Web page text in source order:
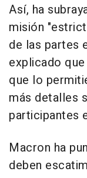
Así, ha
misión
de las partes
explicado
que lo
más detalles
participantes
Macron ha
deben